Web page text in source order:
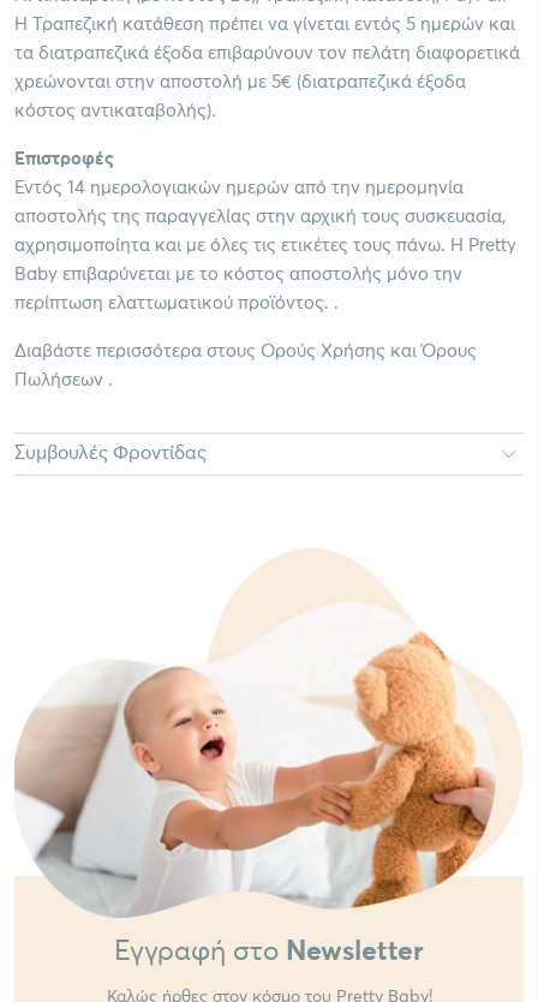
Η Τραπεζική κατάθεση πρέπει να γίνεται εντός 5 ημερών και
τα διατραπεζικά έξοδα επιβαρύνουν τον πελάτη διαφορετικά
χρεώνονται στην αποστολή με 5€ (διατραπεζικά έξοδα
κόστος αντικαταβολής).
Επιστροφές
Εντός 14 ημερολογιακών ημερών από την ημερομηνία
αποστολής της παραγγελίας στην αρχική τους συσκευασία,
αχρησιμοποίητα και με όλες τις ετικέτες τους πάνω. Η Pretty
Baby επιβαρύνεται με το κόστος αποστολής μόνο την
περίπτωση ελαττωματικού προϊόντος. .
Διαβάστε περισσότερα στους Ορούς Χρήσης και Όρους
Πωλήσεων .
Συμβουλές Φροντίδας
Εγγραφή στο Newsletter
Καλώς ήρθες στον κόσμο του Pretty Baby!